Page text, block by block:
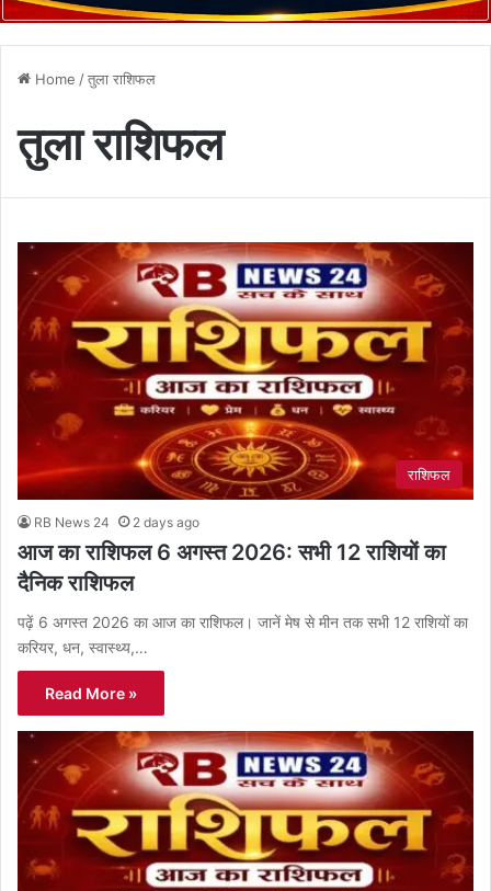
Home /तुला राशिफल
तुला राशिफल
राशिफल
RB News 24 2 days ago
आज का राशिफल 6 अगस्त 2026: सभी 12 राशियों का
दैनिक राशिफल
पढ़ें 6 अगस्त 2026 का आज का राशिफल। जानें मेष से मीन तक सभी 12 राशियों का
करियर, धन, स्वास्थ्य,…
Read More »